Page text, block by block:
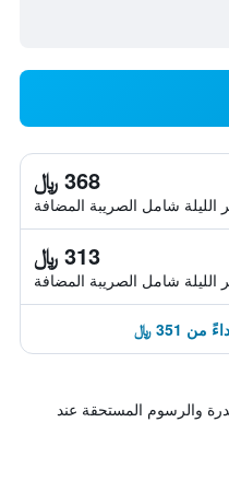
368 ﷼
الليلة شامل الصريبة المضافة
313 ﷼
الليلة شامل الصريبة المضافة
والرسوم المستحقة عند